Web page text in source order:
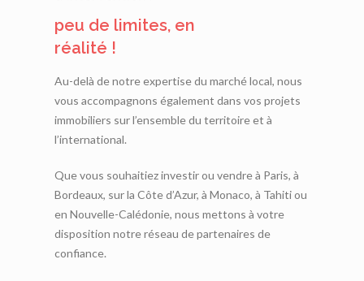
peu de limites, en
réalité !
Au-delà de notre expertise du marché local, nous
vous accompagnons également dans vos projets
immobiliers sur l’ensemble du territoire et à
l’international.
Que vous souhaitiez investir ou vendre à Paris, à
Bordeaux, sur la Côte d’Azur, à Monaco, à Tahiti ou
en Nouvelle-Calédonie, nous mettons à votre
disposition notre réseau de partenaires de
confiance.